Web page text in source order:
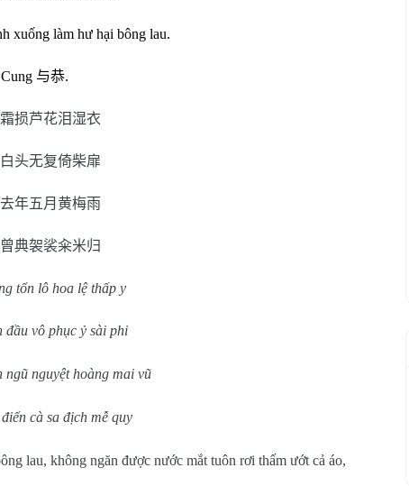
xuống làm hư hại bông lau.
与恭.
霜损芦花泪湿衣
白头无复倚柴扉
去年五月黄梅雨
曾典袈裟籴米归
tổn lô hoa lệ thấp y
đầu vô phục ỷ sài phi
ngũ nguyệt hoàng mai vũ
cà sa địch mễ quy
lau, không ngăn được nước mắt tuôn rơi thấm ướt cả áo,